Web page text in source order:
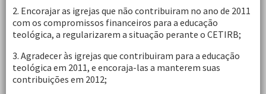
2. Encorajar as igrejas que não contribuiram no ano de 2011
com os compromissos financeiros para a educação
teológica, a regularizarem a situação perante o CETIRB;
3. Agradecer às igrejas que contribuiram para a educação
teológica em 2011, e encoraja-las a manterem suas
contribuições em 2012;